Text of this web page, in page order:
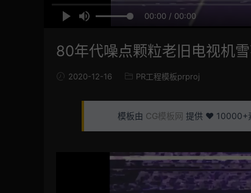
00:00 / 00:00
80年代噪点颗粒老旧电视机
2020-12-16 PR工程模板prproj
模板由 CG模板网 提供 ❤️ 10000+